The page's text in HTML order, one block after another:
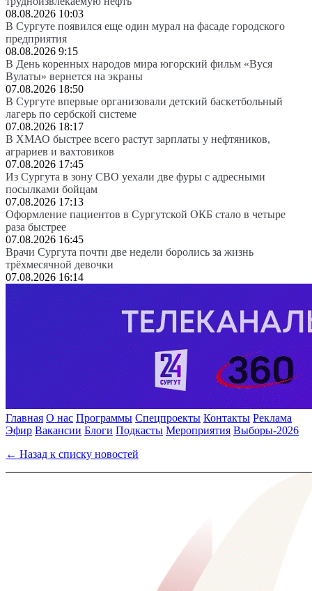
08.08.2026 10:03
В Сургуте появился еще один мурал на фасаде городского
предприятия
08.08.2026 9:15
В День коренных народов мира югорский фильм «Вуся
Вулаты» вернется на экраны
07.08.2026 18:50
В Сургуте впервые организовали детский баскетбольный
лагерь по сербской системе
07.08.2026 18:17
В ХМАО быстрее всего растут зарплаты у нефтяников,
аграриев и вахтовиков
07.08.2026 17:45
Из Сургута в зону СВО уехали две фуры с адресными
посылками бойцам
07.08.2026 17:13
Оформление пациентов в Сургутской ОКБ стало в четыре
раза быстрее
07.08.2026 16:45
Врачи Сургута почти две недели боролись за жизнь
трёхмесячной девочки
07.08.2026 16:14
Главная О нас Программы Спецпроекты Контакты Реклама
Эфир Вакансии Блоги Подкасты Мероприятия Выборы-2026
← Назад к списку новостей